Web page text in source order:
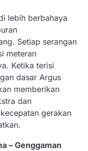
lebih berbahaya
Setiap serangan
meteran
Ketika terisi
dasar Argus
memberikan
dan
gerakan
– Genggaman